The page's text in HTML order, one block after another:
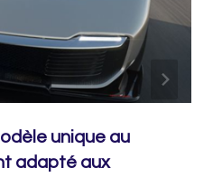
unique au
adapté aux